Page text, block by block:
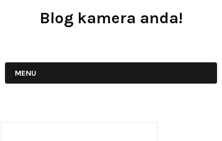
Blog kamera anda!
MENU